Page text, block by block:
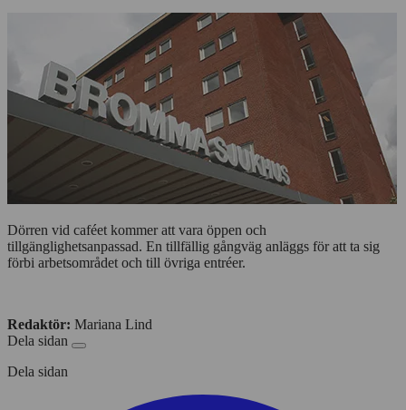
Dörren vid caféet kommer att vara öppen och
tillgänglighetsanpassad. En tillfällig gångväg anläggs för att ta sig
förbi arbetsområdet och till övriga entréer.
Redaktör: Mariana Lind
Dela sidan
Dela sidan